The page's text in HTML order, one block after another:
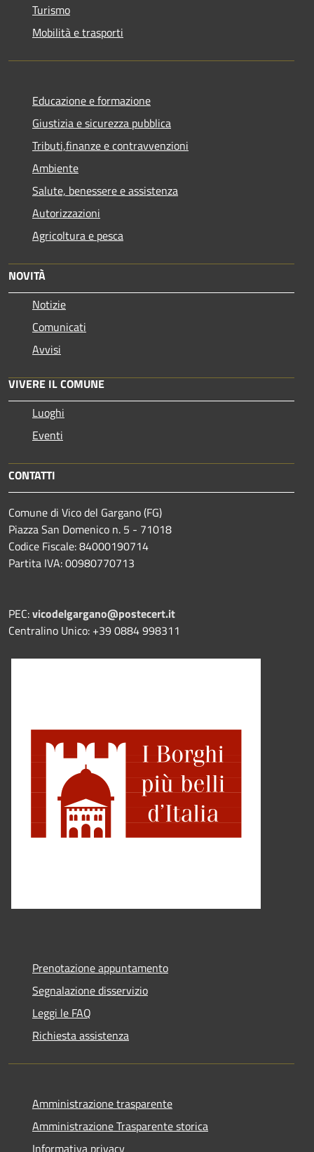
Turismo
Mobilità e trasporti
Educazione e formazione
Giustizia e sicurezza pubblica
Tributi,finanze e contravvenzioni
Ambiente
Salute, benessere e assistenza
Autorizzazioni
Agricoltura e pesca
NOVITÀ
Notizie
Comunicati
Avvisi
VIVERE IL COMUNE
Luoghi
Eventi
CONTATTI
Comune di Vico del Gargano (FG)
Piazza San Domenico n. 5 - 71018
Codice Fiscale: 84000190714
Partita IVA: 00980770713
PEC:vicodelgargano@postecert.it
Centralino Unico: +39 0884 998311
Prenotazione appuntamento
Segnalazione disservizio
Leggi le FAQ
Richiesta assistenza
Amministrazione trasparente
Amministrazione Trasparente storica
Informativa privacy